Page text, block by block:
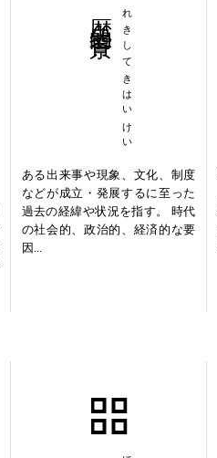
れきしてきはいけい
ある出来事や現象、文化、制度
などが成立・発展するに至った
過去の経緯や状況を指す。 時代
の社会的、政治的、経済的な要
因...